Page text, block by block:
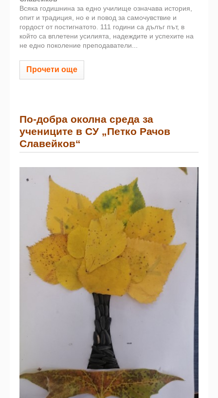
Всяка годишнина за едно училище означава история,
опит и традиция, но е и повод за самочувствие и
гордост от постигнатото. 111 години са дълъг път, в
който са вплетени усилията, надеждите и успехите на
не едно поколение преподаватели...
Прочети още
По-добра околна среда за
учениците в СУ „Петко Рачов
Славейков“